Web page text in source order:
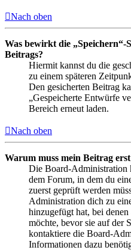
Nach oben
Was bewirkt die „Speichern“-
Beitrags?
Hiermit kannst du die
zu einem späteren
Den gesicherten Beitrag
„Gespeicherte Entwürfe
Bereich erneut laden.
Nach oben
Warum muss mein Beitrag
Die Board-Administration
dem Forum, in dem du
zuerst geprüft werden
Administration dich zu
hinzugefügt hat, bei
möchte, bevor sie auf der
kontaktiere die Board-
Informationen dazu